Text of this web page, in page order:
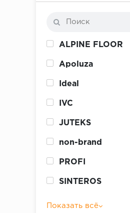
ALPINE FLOOR
Apoluza
Ideal
IVC
JUTEKS
non-brand
PROFI
SINTEROS
Показать всё